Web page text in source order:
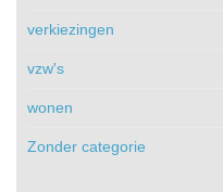
verkiezingen
vzw's
wonen
Zonder categorie